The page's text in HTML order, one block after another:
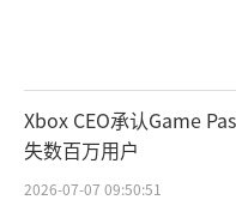
Xbox CEO承认Game
失数百万用户
2026-07-07 09:50:51